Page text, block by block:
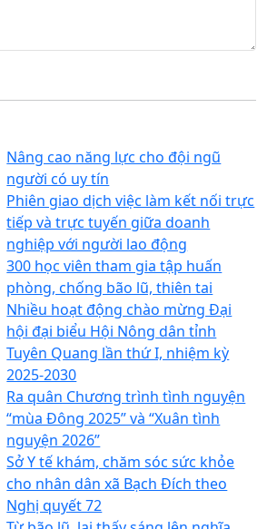
Nâng cao năng lực cho đội ngũ
người có uy tín
Phiên giao dịch việc làm kết nối trực
tiếp và trực tuyến giữa doanh
nghiệp với người lao động
300 học viên tham gia tập huấn
phòng, chống bão lũ, thiên tai
Nhiều hoạt động chào mừng Đại
hội đại biểu Hội Nông dân tỉnh
Tuyên Quang lần thứ I, nhiệm kỳ
2025-2030
Ra quân Chương trình tình nguyện
“mùa Đông 2025” và “Xuân tình
nguyện 2026”
Sở Y tế khám, chăm sóc sức khỏe
cho nhân dân xã Bạch Đích theo
Nghị quyết 72